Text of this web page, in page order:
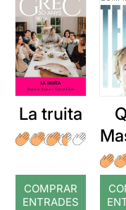
La truita
COMPRAR
ENTRADES
r: